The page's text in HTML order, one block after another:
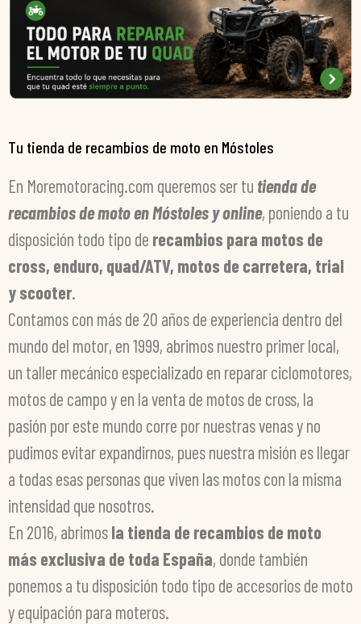
Tu tienda de recambios de moto en Móstoles
En Moremotoracing.com queremos ser tu tienda de
recambios de moto en Móstoles y online, poniendo a tu
disposición todo tipo de recambios para motos de
cross, enduro, quad/ATV, motos de carretera, trial
y scooter.
Contamos con más de 20 años de experiencia dentro del
mundo del motor, en 1999, abrimos nuestro primer local,
un taller mecánico especializado en reparar ciclomotores,
motos de campo y en la venta de motos de cross, la
pasión por este mundo corre por nuestras venas y no
pudimos evitar expandirnos, pues nuestra misión es llegar
a todas esas personas que viven las motos con la misma
intensidad que nosotros.
En 2016, abrimosla tienda de recambios de moto
más exclusiva de toda España, donde también
ponemos a tu disposición todo tipo de accesorios de moto
y equipación para moteros.